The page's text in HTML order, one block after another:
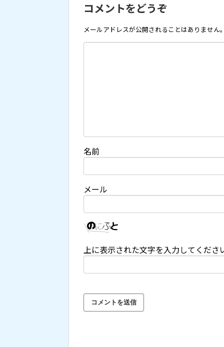
コメントをどうぞ
メールアドレスが公開されることはありません
名前
メール
上に表示された文字を入力してくださ